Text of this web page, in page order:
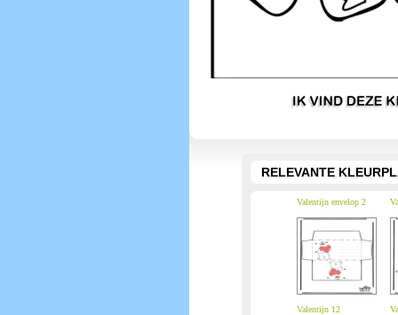
RELEVANTE
Valentijn envelop 2
Valentijn 12